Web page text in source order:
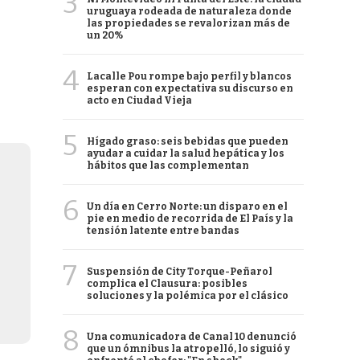
uruguaya rodeada de naturaleza donde
las propiedades se revalorizan más de
un 20%
4
Lacalle Pou rompe bajo perfil y blancos
esperan con expectativa su discurso en
acto en Ciudad Vieja
5
Hígado graso: seis bebidas que pueden
ayudar a cuidar la salud hepática y los
hábitos que las complementan
6
Un día en Cerro Norte: un disparo en el
pie en medio de recorrida de El País y la
tensión latente entre bandas
7
Suspensión de City Torque-Peñarol
complica el Clausura: posibles
soluciones y la polémica por el clásico
8
Una comunicadora de Canal 10 denunció
que un ómnibus la atropelló, lo siguió y